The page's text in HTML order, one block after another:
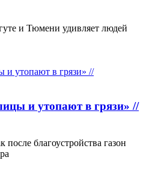
и Тюмени удивляет людей
и утопают в грязи» //
после благоустройства газон